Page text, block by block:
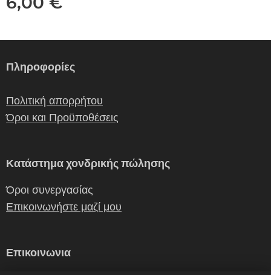
Πληροφορίες
Πολιτική απορρήτου
Όροι και Προϋποθέσεις
Κατάστημα χονδρικής πώλησης
Όροι συνεργασίας
Επικοινωνήστε μαζί μου
Επικοινωνια